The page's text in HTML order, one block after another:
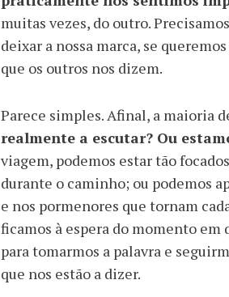
muitas vezes, do outro.
deixar a nossa marca, se
que os outros nos dizem.
Parece simples. Afinal, a maioria
realmente a escutar? Ou
viagem, podemos estar tão
durante o caminho; ou podemos
e nos pormenores que tornam
ficamos à espera do momento
para tomarmos a palavra e
que nos estão a dizer.